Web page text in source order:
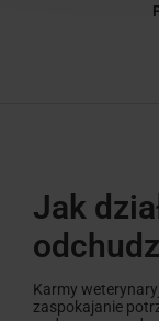
Jak
Karmy
zaspokajanie